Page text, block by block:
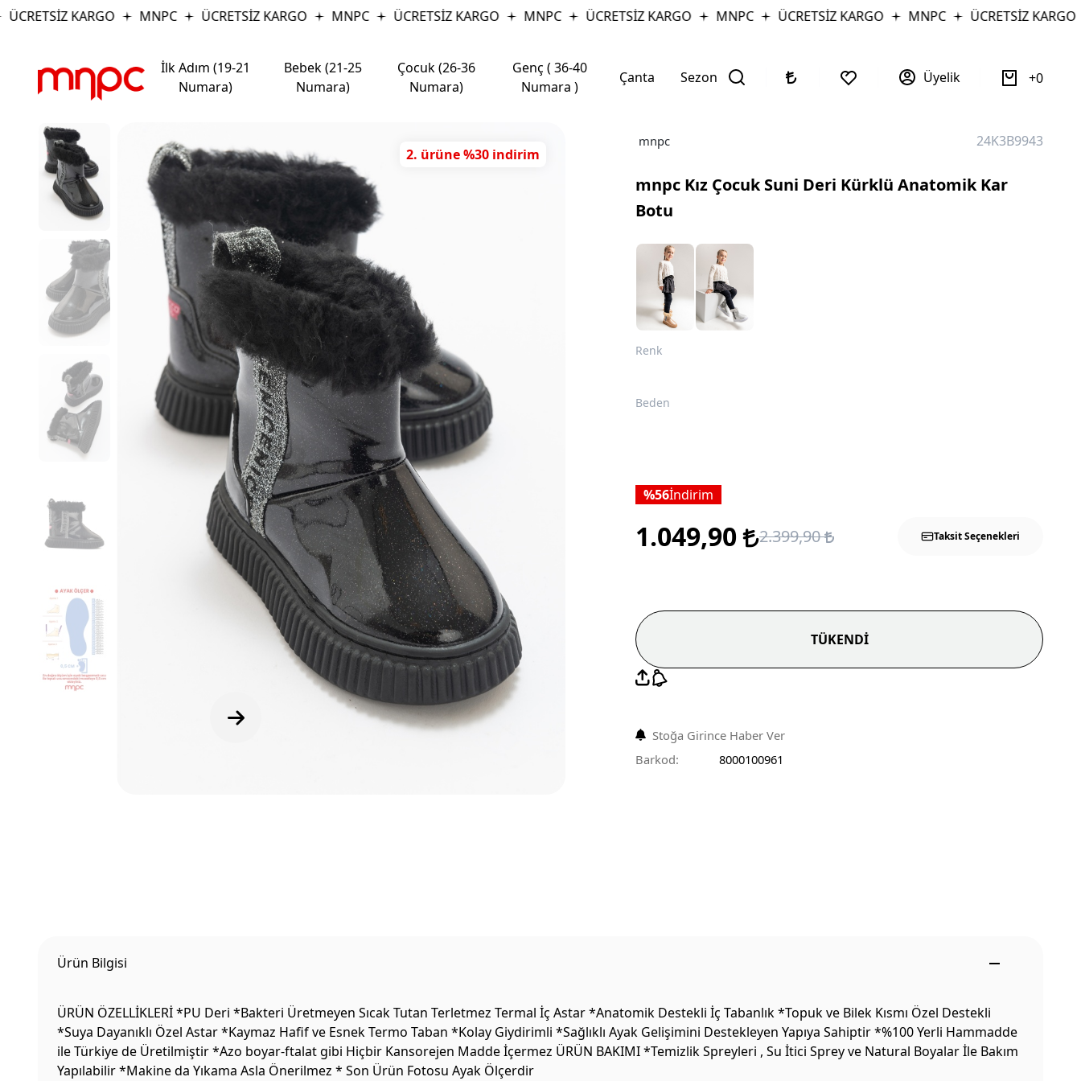
KARGO MNPC ÜCRETSİZ KARGO MNPC ÜCRETSİZ KARGO MNPC ÜCRETSİZ KARGO MNPC ÜCRETSİZ KARGO MNPC ÜCRETSİZ KARGO
İlk Adım (19-21
Numara)
Bebek (21-25
Numara)
Çocuk (26-36
Numara)
Genç ( 36-40
Numara )
Çanta Sezon Üyelik 0
2. ürüne %30 indirim
mnpc 24K3B9943
mnpc Kız Çocuk Suni Deri Kürklü Anatomik Kar
Botu
Renk
Beden
56İndirim
1.049,90 2.399,90 Taksit Seçenekleri
TÜKENDİ
Stoğa Girince Haber Ver
Barkod:
8000100961
Ürün Bilgisi
ÜRÜN ÖZELLİKLERİ *PU Deri *Bakteri Üretmeyen Sıcak Tutan Terletmez Termal İç Astar *Anatomik Destekli İç Tabanlık *Topuk ve Bilek Kısmı Özel Destekli
*Suya Dayanıklı Özel Astar *Kaymaz Hafif ve Esnek Termo Taban *Kolay Giydirimli *Sağlıklı Ayak Gelişimini Destekleyen Yapıya Sahiptir *%100 Yerli Hammadde
ile Türkiye de Üretilmiştir *Azo boyar-ftalat gibi Hiçbir Kansorejen Madde İçermez ÜRÜN BAKIMI *Temizlik Spreyleri , Su İtici Sprey ve Natural Boyalar İle Bakım
Yapılabilir *Makine da Yıkama Asla Önerilmez * Son Ürün Fotosu Ayak Ölçerdir